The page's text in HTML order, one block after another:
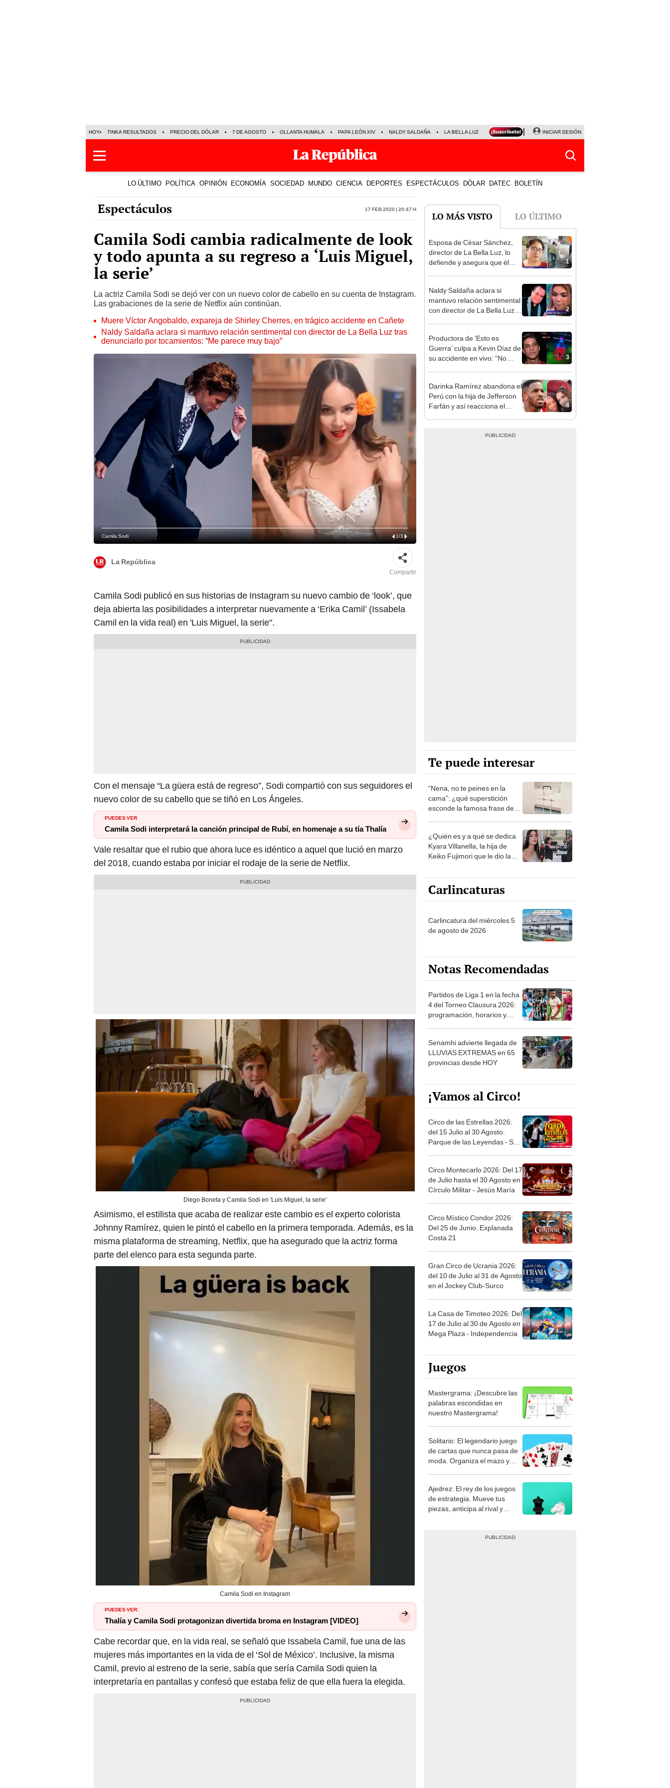
HOY TINKA RESULTADOS PRECIO DEL DÓLAR 7 DE AGOSTO OLLANTA HUMALA PAPA LEÓN XIV NALDY SALDAÑA LA BELLA LUZ MAGALY MEDINA SINUANO RESULTADOS HOY
INICIAR SESIÓN
LO ÚLTIMO POLÍTICA OPINIÓN ECONOMÍA SOCIEDAD MUNDO CIENCIA DEPORTES ESPECTÁCULOS DÓLAR DATEC BOLETÍN
Espectáculos 17 Feb 2020 | 20:47 h
Camila Sodi cambia radicalmente de look
y todo apunta a su regreso a ‘Luis Miguel,
la serie’
La actriz Camila Sodi se dejó ver con un nuevo color de cabello en su cuenta de Instagram.
Las grabaciones de la serie de Netflix aún continúan.
Muere Víctor Angobaldo, expareja de Shirley Cherres, en trágico accidente en Cañete
Naldy Saldaña aclara si mantuvo relación sentimental con director de La Bella Luz tras
denunciarlo por tocamientos: “Me parece muy bajo”
Camila Sodi 1/3
La República
Compartir
Camila Sodi publicó en sus historias de Instagram su nuevo cambio de ‘look’, que
deja abierta las posibilidades a interpretar nuevamente a ‘Erika Camil’ (Issabela
Camil en la vida real) en 'Luis Miguel, la serie".
Con el mensaje “La güera está de regreso”, Sodi compartió con sus seguidores el
nuevo color de su cabello que se tiñó en Los Ángeles.
PUEDES VER
Camila Sodi interpretará la canción principal de Rubí, en homenaje a su tía Thalía
Vale resaltar que el rubio que ahora luce es idéntico a aquel que lució en marzo
del 2018, cuando estaba por iniciar el rodaje de la serie de Netflix.
Diego Boneta y Camila Sodi en 'Luis Miguel, la serie'
Asimismo, el estilista que acaba de realizar este cambio es el experto colorista
Johnny Ramírez, quien le pintó el cabello en la primera temporada. Además, es la
misma plataforma de streaming, Netflix, que ha asegurado que la actriz forma
parte del elenco para esta segunda parte.
Camila Sodi en Instagram
PUEDES VER:
Thalía y Camila Sodi protagonizan divertida broma en Instagram [VIDEO]
Cabe recordar que, en la vida real, se señaló que Issabela Camil, fue una de las
mujeres más importantes en la vida de el ‘Sol de México’. Inclusive, la misma
Camil, previo al estreno de la serie, sabía que sería Camila Sodi quien la
interpretaría en pantallas y confesó que estaba feliz de que ella fuera la elegida.
LO MÁS VISTO LO ÚLTIMO
1
Esposa de César Sánchez,
director de La Bella Luz, lo
defiende y asegura que él
dos años"
2
Naldy Saldaña aclara si
mantuvo relación sentimental
con director de La Bella Luz
bajo”
3
Productora de ‘Esto es
Guerra’ culpa a Kevin Díaz de
su accidente en vivo: “No
4
Darinka Ramírez abandona el
Perú con la hija de Jefferson
Farfán y así reacciona el
Te puede interesar
“Nena, no te peines en la
cama”: ¿qué superstición
esconde la famosa frase de
¿Quién es y a qué se dedica
Kyara Villanella, la hija de
Keiko Fujimori que le dio la
Carlincaturas
Carlincatura del miércoles 5
de agosto de 2026
Notas Recomendadas
Partidos de Liga 1 en la fecha
4 del Torneo Clausura 2026:
programación, horarios y
Senamhi advierte llegada de
LLUVIAS EXTREMAS en 65
provincias desde HOY
¡Vamos al Circo!
Circo de las Estrellas 2026:
del 15 Julio al 30 Agosto.
Parque de las Leyendas - San
Circo Montecarlo 2026: Del 17
de Julio hasta el 30 Agosto en
Círculo Militar - Jesús María
Circo Místico Condor 2026:
Del 25 de Junio. Explanada
Costa 21
Gran Circo de Ucrania 2026:
del 10 de Julio al 31 de Agosto
en el Jockey Club-Surco
La Casa de Timoteo 2026: Del
17 de Julio al 30 de Agosto en
Mega Plaza - Independencia
Juegos
Mastergrama: ¡Descubre las
palabras escondidas en
nuestro Mastergrama!
Solitario: El legendario juego
de cartas que nunca pasa de
moda. Organiza el mazo y
Ajedrez: El rey de los juegos
de estrategia. Mueve tus
piezas, anticipa al rival y